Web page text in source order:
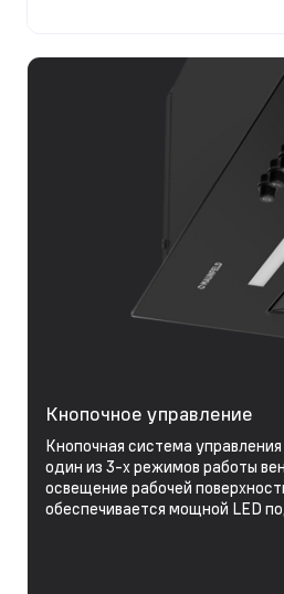
Кнопочное управление
Кнопочная система
один из 3-х режимов работы
освещение рабочей
обеспечивается мощной LED